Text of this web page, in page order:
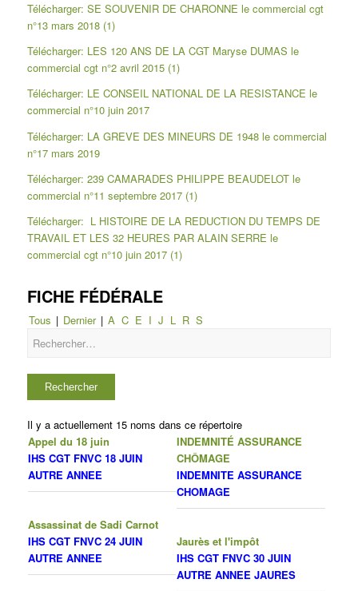
Télécharger: SE SOUVENIR DE CHARONNE le commercial cgt
n°13 mars 2018 (1)
Télécharger: LES 120 ANS DE LA CGT Maryse DUMAS le
commercial cgt n°2 avril 2015 (1)
Télécharger: LE CONSEIL NATIONAL DE LA RESISTANCE le
commercial n°10 juin 2017
Télécharger: LA GREVE DES MINEURS DE 1948 le commercial
n°17 mars 2019
Télécharger: 239 CAMARADES PHILIPPE BEAUDELOT le
commercial n°11 septembre 2017 (1)
Télécharger: L HISTOIRE DE LA REDUCTION DU TEMPS DE
TRAVAIL ET LES 32 HEURES PAR ALAIN SERRE le
commercial cgt n°10 juin 2017 (1)
FICHE FÉDÉRALE
Tous | Dernier | A C E I J L R S
Il y a actuellement 15 noms dans ce répertoire
Appel du 18 juin
IHS CGT FNVC 18 JUIN
AUTRE ANNEE
Assassinat de Sadi Carnot
IHS CGT FNVC 24 JUIN
AUTRE ANNEE
INDEMNITÉ ASSURANCE
CHÔMAGE
INDEMNITE ASSURANCE
CHOMAGE
Jaurès et l'impôt
IHS CGT FNVC 30 JUIN
AUTRE ANNEE JAURES